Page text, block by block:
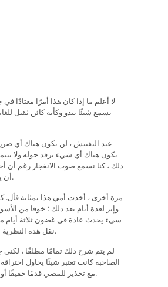
لا أعلم ما إذا كان هذا أمرًا معتادًا في
نسمع شيئًا يبدو وكأنه كائن ثقيل
عند التفتيش ، لن يكون هناك أي
يكون هناك أي شيء يرقد حوله ولا
ذلك ، كنا نسمع صوت الانفجار رغم أن
أن يقول من أين نشأ.
مرة أخرى ، أخذت أمي هذا بمثابة فأل.
وإبر لعدة أيام بعد ذلك ؛ خوفا من
سيء يحدث عادة في غضون ثلاثة أيام
نقل هذه النظرية من جيل إلى جيل.
لم يتم شرح ذلك تمامًا مطلقًا ،
الصاخبة كانت تعتبر شيئًا يحاول
مع تحذير للمضي قدمًا خفيفًا أو مواجهة العواقب.